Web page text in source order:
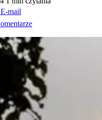
E-mail